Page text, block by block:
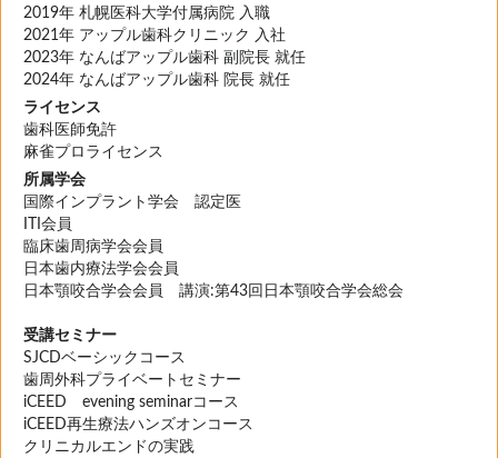
2019年 札幌医科大学付属病院 入職
2021年 アップル歯科クリニック 入社
2023年 なんばアップル歯科 副院長 就任
2024年 なんばアップル歯科 院長 就任
ライセンス
歯科医師免許
麻雀プロライセンス
所属学会
国際インプラント学会 認定医
ITI会員
臨床歯周病学会会員
日本歯内療法学会会員
日本顎咬合学会会員 講演:第43回日本顎咬合学会総会
受講セミナー
SJCDベーシックコース
歯周外科プライベートセミナー
iCEED evening seminarコース
iCEED再生療法ハンズオンコース
クリニカルエンドの実践